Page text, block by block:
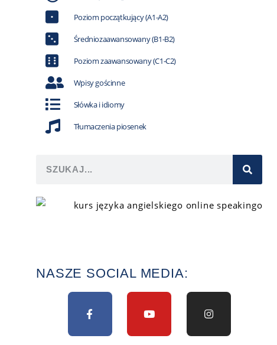
Poziom początkujący (A1-A2)
Średniozaawansowany (B1-B2)
Poziom zaawansowany (C1-C2)
Wpisy gościnne
Słówka i idiomy
Tłumaczenia piosenek
NASZE SOCIAL MEDIA: